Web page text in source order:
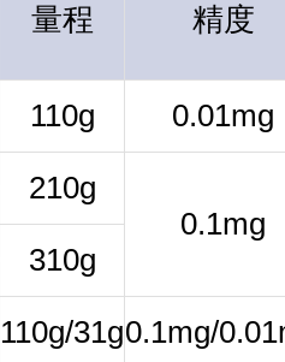
量程 精度
110g
0.01mg
210g
0.1mg
310g
110g/31g0.1mg/